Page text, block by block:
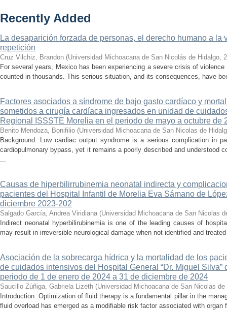
Recently Added
La desaparición forzada de personas, el derecho humano a la
repetición
Cruz Vilchiz, Brandon (Universidad Michoacana de San Nicolás de Hidalgo,
For several years, Mexico has been experiencing a severe crisis of
counted in thousands. This serious situation, and its consequences, have
Factores asociados a síndrome de bajo gasto cardíaco y
sometidos a cirugía cardíaca ingresados en unidad de
Regional ISSSTE Morelia en el periodo de mayo a octubre de
Benito Mendoza, Bonifilio (Universidad Michoacana de San Nicolas de
Background: Low cardiac output syndrome is a serious complication in
cardiopulmonary bypass, yet it remains a poorly described and understood
...
Causas de hiperbilirrubinemia neonatal indirecta y
pacientes del Hospital Infantil de Morelia Eva Sámano de
diciembre 2023-202
Salgado García, Andrea Viridiana (Universidad Michoacana de San Nicolas
Indirect neonatal hyperbilirubinemia is one of the leading causes of
may result in irreversible neurological damage when not identified and
Asociación de la sobrecarga hídrica y la mortalidad de los
de cuidados intensivos del Hospital General “Dr. Miguel
periodo de 1 de enero de 2024 a 31 de diciembre de 2024
Saucillo Zúñiga, Gabriela Lizeth (Universidad Michoacana de San Nicolas de
Introduction: Optimization of fluid therapy is a fundamental pillar in the
fluid overload has emerged as a modifiable risk factor associated with organ